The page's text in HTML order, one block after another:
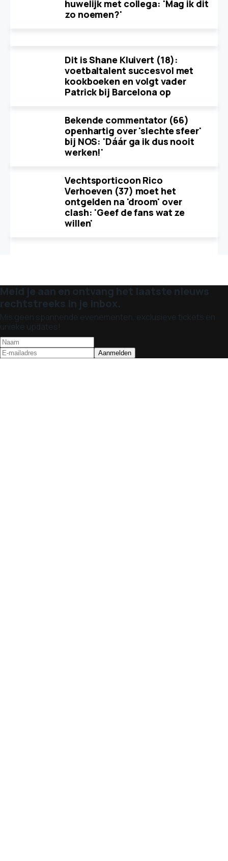
huwelijk met collega: 'Mag ik dit
zo noemen?'
Dit is Shane Kluivert (18):
voetbaltalent succesvol met
kookboeken en volgt vader
Patrick bij Barcelona op
Bekende commentator (66)
openhartig over 'slechte sfeer'
bij NOS: 'Dáár ga ik dus nooit
werken!'
Vechtsporticoon Rico
Verhoeven (37) moet het
ontgelden na 'droom' over
clash: 'Geef de fans wat ze
willen'
Meld je aan en ontvang het laatste nieuws
rechtstreeks in je inbox.
Mis geen spannende evenementen, exclusieve tickets en
unieke updates!